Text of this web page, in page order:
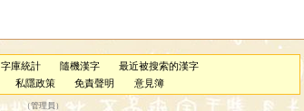
字庫統計 隨機漢字
最近被搜索的漢字
私隱政策 免責聲明 意見簿
（管理員 ）